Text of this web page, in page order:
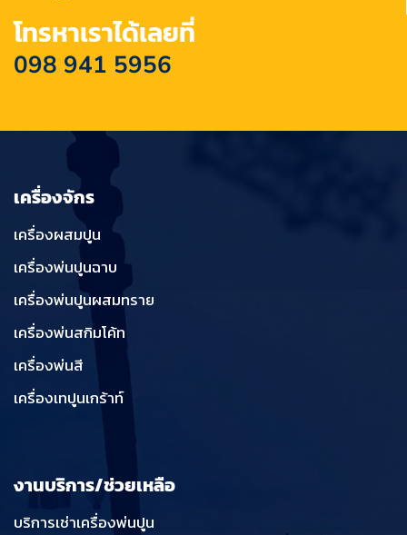
โทรหาเราได้เลยที่
098 941 5956
เครื่องจักร
เครื่องผสมปูน
เครื่องพ่นปูนฉาบ
เครื่องพ่นปูนผสมทราย
เครื่องพ่นสกิมโค้ท
เครื่องพ่นสี
เครื่องเทปูนเกร้าท์
งานบริการ/ช่วยเหลือ
บริการเช่าเครื่องพ่นปูน